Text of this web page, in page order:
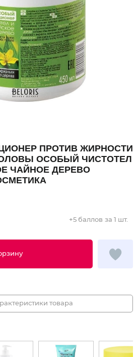
ПРОТИВ ЖИРНОСТИ
ОСОБЫЙ ЧИСТОТЕЛ
ЧАЙНОЕ ДЕРЕВО
+5 баллов за 1 шт.
товара